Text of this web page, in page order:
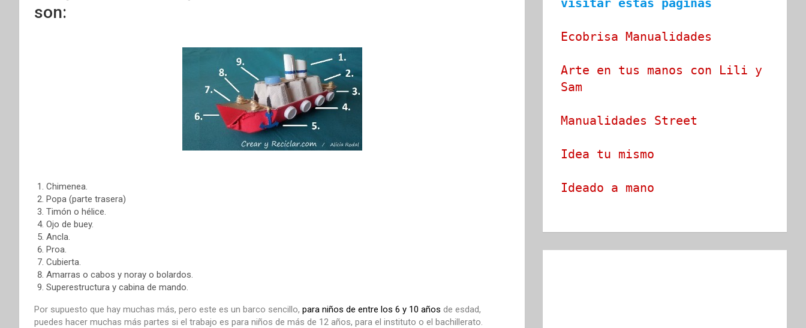
son:
Chimenea.
Popa (parte trasera)
Timón o hélice.
Ojo de buey.
Ancla.
Proa.
Cubierta.
Amarras o cabos y noray o bolardos.
Superestructura y cabina de mando.
Por supuesto que hay muchas más, pero este es un barco sencillo, para niños de entre los 6 y 10 años de esdad,
puedes hacer muchas más partes si el trabajo es para niños de más de 12 años, para el instituto o el bachillerato.
visitar estas páginas
Ecobrisa Manualidades
Arte en tus manos con Lili y
Sam
Manualidades Street
Idea tu mismo
Ideado a mano